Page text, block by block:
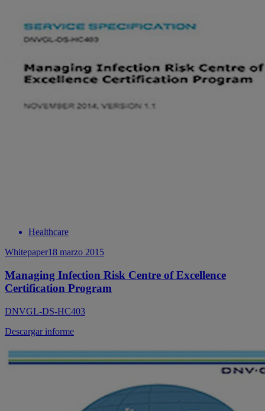
Healthcare
Whitepaper18 marzo 2015
Managing Infection Risk Centre of Excellence
Certification Program
DNVGL-DS-HC403
Descargar informe